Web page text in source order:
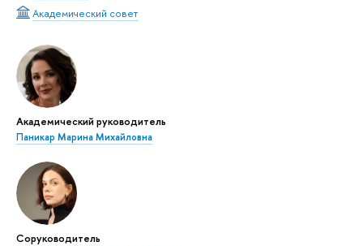
Академический совет
Академический руководитель
Паникар Марина Михайловна
Соруководитель